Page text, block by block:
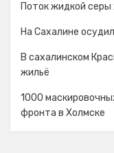
Поток жидкой серы
На Сахалине
В сахалинском
жильё
1000
фронта в Холмске